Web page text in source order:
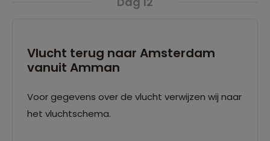
Vlucht terug naar Amsterdam
vanuit Amman
Voor gegevens over de vlucht verwijzen wij naar
het vluchtschema.